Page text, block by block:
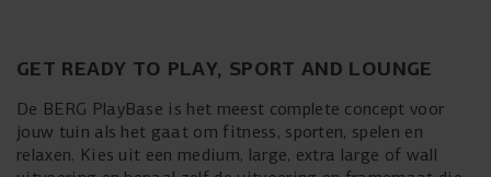
GET READY TO PLAY, SPORT AND LOUNGE
De BERG PlayBase is het meest complete concept voor
jouw tuin als het gaat om fitness, sporten, spelen en
relaxen. Kies uit een medium, large, extra large of wall